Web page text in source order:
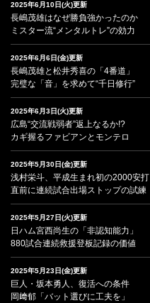
2025年6月10日(火)更新
長嶋茂雄はなぜ勝負強かったのか
ミスター流“メンタルトレ”の効力
2025年6月6日(金)更新
長嶋茂雄と松井秀喜の「4番道」
完璧な「音」を求めて“千日修行”
2025年6月3日(火)更新
広島“交流戦弱者”返上なるか!?
カギ握るファビアンとモンテロ
2025年5月30日(金)更新
浅村栄斗、平成生まれ初の2000安打
直前に連続試合出場ストップの試練
2025年5月27日(火)更新
日ハム宮西尚生の「非認知能力」
880試合連続救援登板記録の価値
2025年5月23日(金)更新
巨人・坂本勇人、復活への条件
岡﨑郁「バット選びに工夫を」